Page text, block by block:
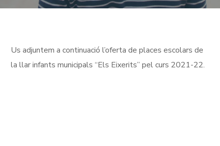
Us adjuntem a continuació l’oferta de places escolars de
la llar infants municipals “Els Eixerits” pel curs 2021-22.